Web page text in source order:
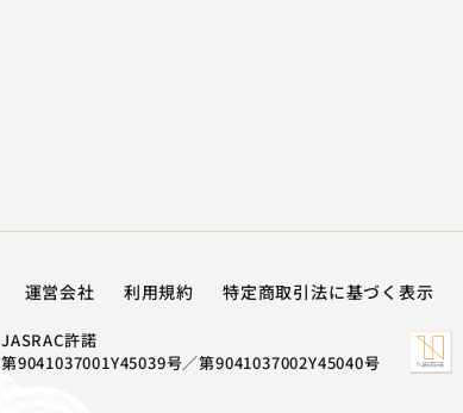
運営会社 利用規約 特定商取引法に基づく表示
JASRAC許諾
第9041037001Y45039号／第9041037002Y45040号